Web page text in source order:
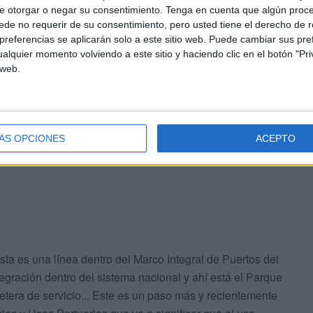
otorgar o negar su consentimiento. Tenga en cuenta que algún
no requerir de su consentimiento, pero usted tiene el derecho de
se aplicarán solo a este sitio web. Puede cambiar sus
momento volviendo a este sitio y haciendo clic en el botón
OPCIONES ACEPTO
alrededor de Cañonero Dato. El presidente
la nueva Delimitación de Espacios y Usos apunta
han obtenido una gran mejoría: Barcelona en
1, que ha enriquecido la zona infinitamente”, ha
pueden vivir de espaldas porque los puertos se
corroborado Doncel.
es una línea dentro del Marco Integral de Puertos del
dentro del sistema nacional y ahí está el Parque
de servicio... Este es un paso más y recientemente